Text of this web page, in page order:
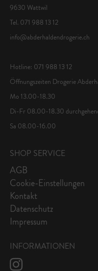
9630 Wattwil
Tel. 071 988 13 12
info@abderhaldendrogerie.ch
Hotline: 071 988 13 12
Öffnungszeiten Drogerie
Mo 13.00-18.30
Di-Fr 08.00-18.30
Sa 08.00-16.00
SHOP SERVICE
AGB
Cookie-Einstellungen
Kontakt
Datenschutz
Impressum
INFORMATIONEN